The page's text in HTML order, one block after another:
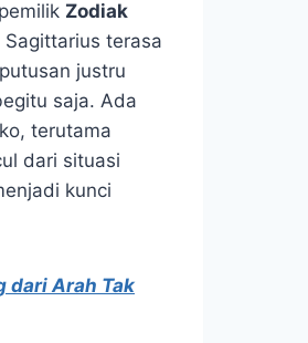
Zodiak
terasa
justru
saja. Ada
terutama
dari situasi
kunci
dari Arah Tak